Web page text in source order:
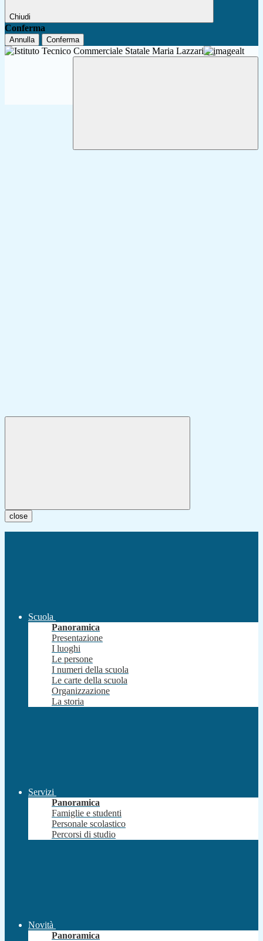
Chiudi
Conferma
Annulla Conferma
close
Scuola
Panoramica
Presentazione
I luoghi
Le persone
I numeri della scuola
Le carte della scuola
Organizzazione
La storia
Servizi
Panoramica
Famiglie e studenti
Personale scolastico
Percorsi di studio
Novità
Panoramica